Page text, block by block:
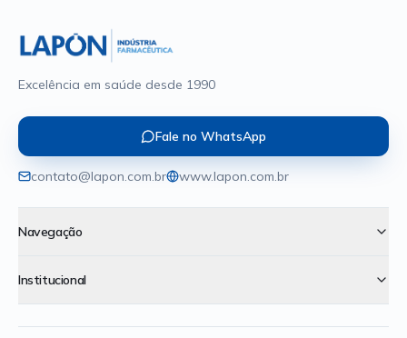
Excelência em saúde desde 1990
Fale no WhatsApp
contato@lapon.com.br www.lapon.com.br
Navegação
Institucional